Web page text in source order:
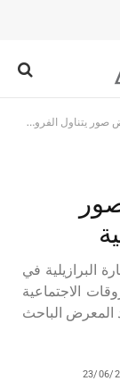
الفروقات الاجتماعية
البرازيلية في
الاجتماعية
المعرض الباحث
23/06/